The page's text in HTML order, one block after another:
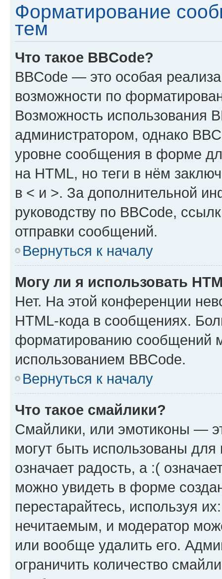
Форматирование
тем
Что такое BBCode?
BBCode — это особая
возможности по
Возможность использования
администратором, однако
уровне сообщения в форме
на HTML, но теги в нём
в < и >. За дополнительной
руководству по BBCode,
отправки сообщений.
Вернуться к началу
Могу ли я использовать
Нет. На этой конференции
HTML-кода в сообщениях.
форматированию сообщений
использованием BBCode.
Вернуться к началу
Что такое смайлики?
Смайлики, или эмотиконы —
могут быть использованы
означает радость, а :(
можно увидеть в форме
перестарайтесь, используя
нечитаемым, и модератор
или вообще удалить его.
ограничить количество